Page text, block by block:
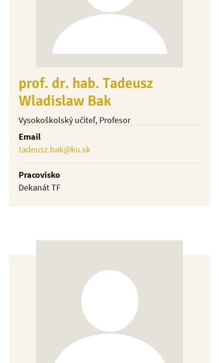
prof. dr. hab. Tadeusz
Wladislaw Bak
Vysokoškolský učiteľ, Profesor
Email
tadeusz.bak@ku.sk
Pracovisko
Dekanát TF